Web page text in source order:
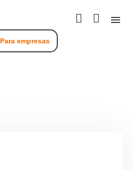
Para empresas